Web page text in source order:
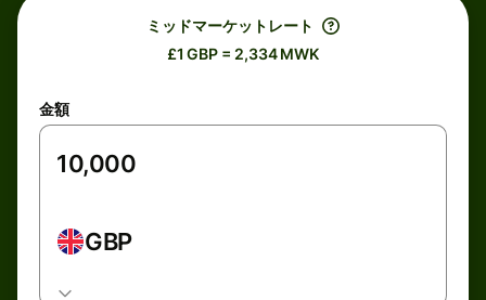
ミッドマーケットレート
£1 GBP = 2,334 MWK
金額
GBP